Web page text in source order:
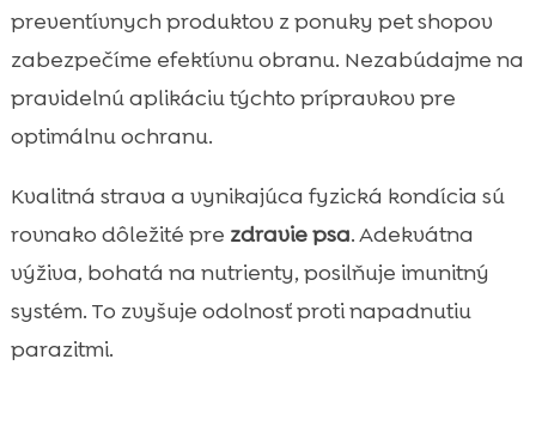
preventívnych produktov z ponuky pet shopov
zabezpečíme efektívnu obranu. Nezabúdajme na
pravidelnú aplikáciu týchto prípravkov pre
optimálnu ochranu.
Kvalitná strava a vynikajúca fyzická kondícia sú
rovnako dôležité pre zdravie psa. Adekvátna
výživa, bohatá na nutrienty, posilňuje imunitný
systém. To zvyšuje odolnosť proti napadnutiu
parazitmi.